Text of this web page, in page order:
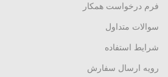
فرم درخواست همکار
سوالات متداول
شرایط استفاده
رویه ارسال سفارش